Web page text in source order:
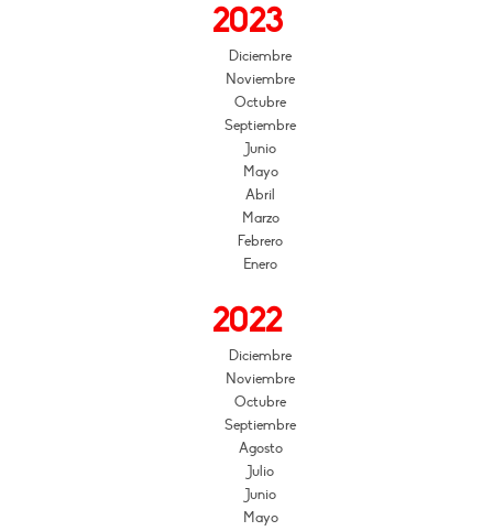
2023
Diciembre
Noviembre
Octubre
Septiembre
Junio
Mayo
Abril
Marzo
Febrero
Enero
2022
Diciembre
Noviembre
Octubre
Septiembre
Agosto
Julio
Junio
Mayo